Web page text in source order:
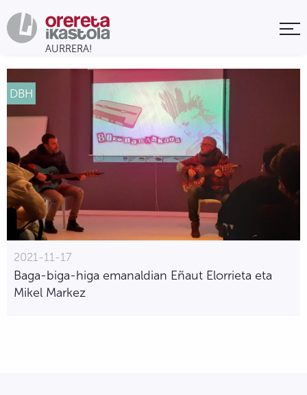
DBH
2021-11-17
Baga-biga-higa emanaldian Eñaut Elorrieta eta
Mikel Markez